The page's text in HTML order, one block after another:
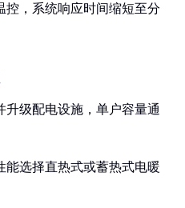
控，系统响应时间缩短至分
升级配电设施，单户容量通
能选择直热式或蓄热式电暖